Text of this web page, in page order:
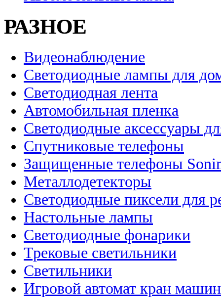
РАЗНОЕ
Видеонаблюдение
Светодиодные лампы для
Светодиодная лента
Автомобильная пленка
Светодиодные аксессуары
Спутниковые телефоны
Защищенные телефоны
Металлодетекторы
Светодиодные пиксели для
Настольные лампы
Светодиодные фонарики
Трековые светильники
Светильники
Игровой автомат кран